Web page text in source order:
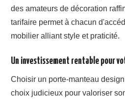
des amateurs de décoration
tarifaire permet à chacun
mobilier alliant style et praticité.
Un investissement rentable pour
Choisir un porte-manteau
choix judicieux pour valoriser